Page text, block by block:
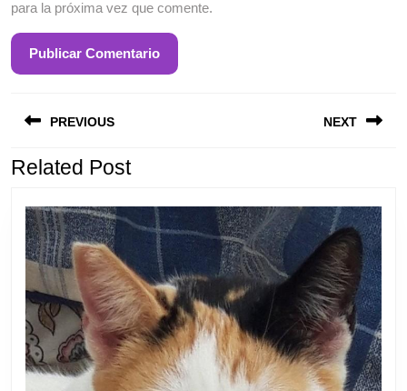
para la próxima vez que comente.
de
entradas
PREVIOUS NEXT
Related Post